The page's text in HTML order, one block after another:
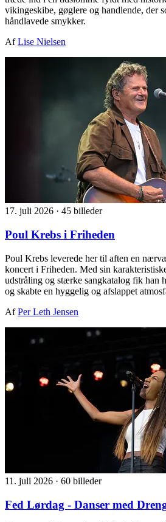
vikingeskibe, gøglere og handlende, der
håndlavede smykker.
AfLise Nielsen
17. juli 2026 · 45 billeder
Poul Krebs i Friheden
Poul Krebs leverede her til aften en
koncert i Friheden. Med sin
udstråling og stærke sangkatalog fik han
og skabte en hyggelig og afslappet
AfPer Leth Jensen
11. juli 2026 · 60 billeder
Fed Lørdag - Danser med